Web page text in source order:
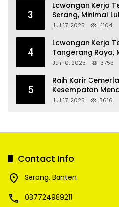
3
Lowongan Kerja
Serang, Minimal
Sederajat
Juli 17, 2025 4104
4
Lowongan Kerja
Tangerang Raya,
SMK
Juli 10, 2025 3753
5
Raih Karir
Kesempatan
Juli 17, 2025 3616
Contact Info
Serang, Banten
087724989211